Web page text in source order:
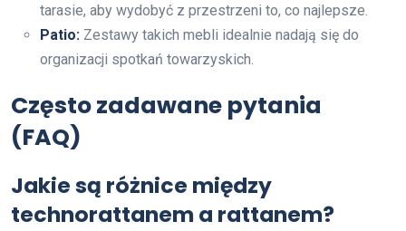
tarasie, aby wydobyć z przestrzeni to, co najlepsze.
Patio: Zestawy takich mebli idealnie nadają się do
organizacji spotkań towarzyskich.
Często zadawane pytania
(FAQ)
Jakie są różnice między
technorattanem a rattanem?